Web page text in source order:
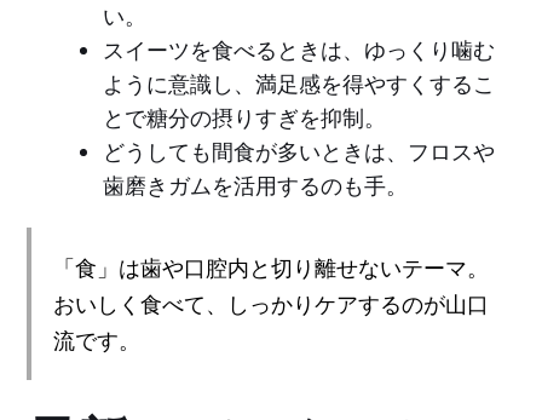
い。
スイーツを食べるときは、ゆっくり噛む
ように意識し、満足感を得やすくするこ
とで糖分の摂りすぎを抑制。
どうしても間食が多いときは、フロスや
歯磨きガムを活用するのも手。
「食」は歯や口腔内と切り離せないテーマ。
おいしく食べて、しっかりケアするのが山口
流です。